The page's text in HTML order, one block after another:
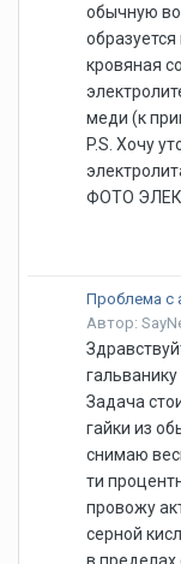
обычную
кровяная
меди (к
P.S. Хочу
ФОТО
Проблема с
Автор:
Задача
гайки из
снимаю
ти
провожу
серной
в пределах